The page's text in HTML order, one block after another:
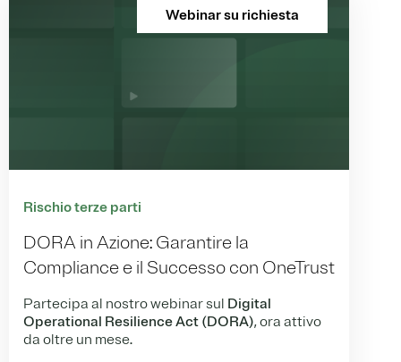
Webinar su richiesta
Rischio terze parti
DORA in Azione: Garantire la
Compliance e il Successo con OneTrust
Partecipa al nostro webinar sul Digital
Operational Resilience Act (DORA), ora attivo
da oltre un mese.